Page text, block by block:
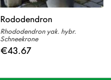
Rododendron
Rhododendron yak. hybr.
Schneekrone
€43.67